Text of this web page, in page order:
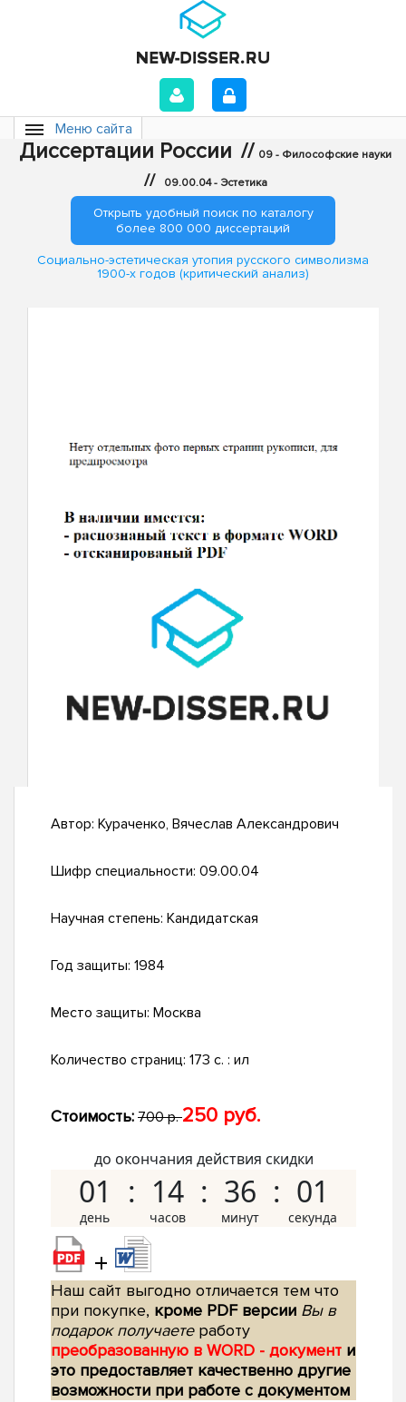
Меню сайта
Диссертации России // 09 - Философские науки
// 09.00.04 - Эстетика
Открыть удобный поиск по каталогу
более 800 000 диссертаций
Социально-эстетическая утопия русского символизма
1900-х годов (критический анализ)
Автор: Кураченко, Вячеслав Александрович
Шифр специальности: 09.00.04
Научная степень: Кандидатская
Год защиты: 1984
Место защиты: Москва
Количество страниц: 173 c. : ил
Стоимость: 700 р.250 руб.
до окончания действия скидки
01 14 36 00
+
Наш сайт выгодно отличается тем что
при покупке, кроме PDF версии Вы в
подарок получаетеработу
преобразованную в WORD - документ и
это предоставляет качественно другие
возможности при работе с документом